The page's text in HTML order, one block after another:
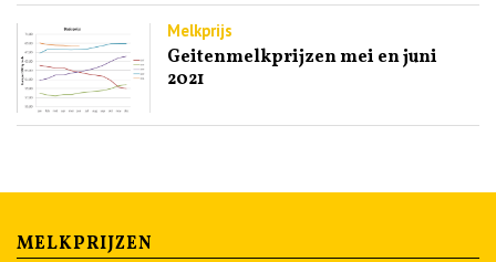
Melkprijs
Geitenmelkprijzen mei en juni
2021
MELKPRIJZEN